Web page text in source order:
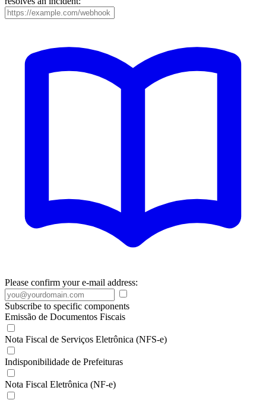
Please confirm your e-mail address:
Subscribe to specific components
Emissão de Documentos Fiscais
Nota Fiscal de Serviços Eletrônica (NFS-e)
Indisponibilidade de Prefeituras
Nota Fiscal Eletrônica (NF-e)